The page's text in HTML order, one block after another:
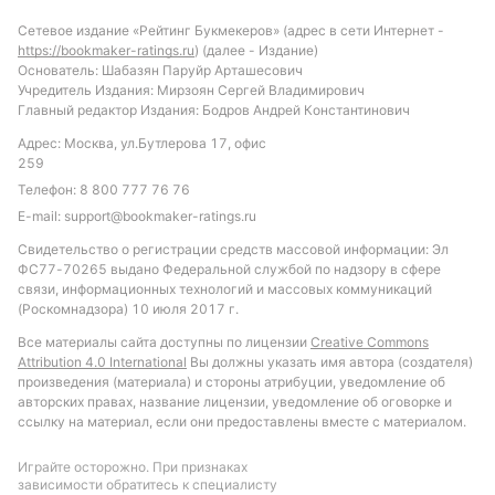
большим вниманием к тактической составляющей.
Вероятен результат с обеими командами,
забивающими, но с общим тоталом голов ниже 4.5.
Интересной ставкой может стать количество
желтых карточек — учитывая прошлые встречи,
ставка на больше 3.5 желтых карточек выглядит
обоснованной. Также стоит обратить внимание на
индивидуальный тотал Ивердона по ударам —
менее 13.5 ударов по воротам может повториться
и в этот раз.
Обновлено:
Автор
Сергей Найденов
Сетевое издание «Рейтинг Букмекеров» (адрес в сети Интернет -
https://bookmaker-ratings.ru) (далее - Издание)
Основатель: Шабазян Паруйр Арташесович
Учредитель Издания: Мирзоян Сергей Владимирович
Главный редактор Издания: Бодров Андрей Константинович
Адрес: Москва, ул.Бутлерова 17, офис
259
Телефон: 8 800 777 76 76
E-mail: support@bookmaker-ratings.ru
Свидетельство о регистрации средств массовой информации: Эл
ФС77-70265 выдано Федеральной службой по надзору в сфере
связи, информационных технологий и массовых коммуникаций
(Роскомнадзора) 10 июля 2017 г.
Все материалы сайта доступны по лицензии Creative Commons
Attribution 4.0 International Вы должны указать имя автора (создателя)
произведения (материала) и стороны атрибуции, уведомление об
авторских правах, название лицензии, уведомление об оговорке и
ссылку на материал, если они предоставлены вместе с материалом.
Играйте осторожно. При признаках
зависимости обратитесь к специалисту